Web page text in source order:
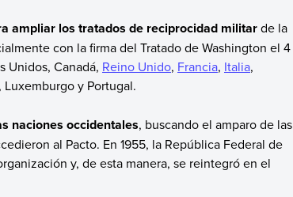
ampliar los tratados de reciprocidad militarde la
con la firma del Tratado de Washington el 4
Unidos, Canadá, Reino Unido, Francia, Italia,
Luxemburgo y Portugal.
naciones occidentales, buscando el amparo de las
al Pacto. En 1955, la República Federal de
y, de esta manera, se reintegró en el